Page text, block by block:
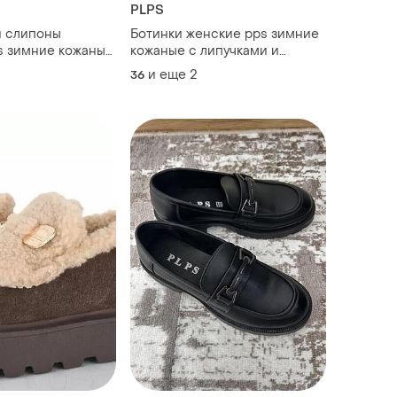
слипоны
зимние кожаные
PLPS
Ботинки женские pps зимние
кожаные с липучками и
молнией коричневые
36 и еще 2